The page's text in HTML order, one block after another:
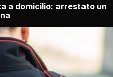
a domicilio: arrestato un